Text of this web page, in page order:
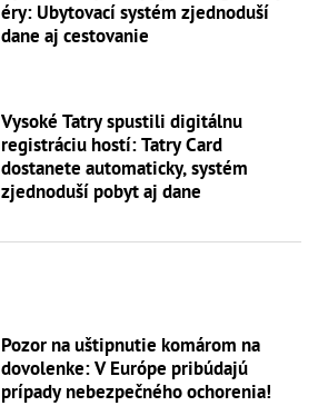
éry: Ubytovací systém zjednoduší
dane aj cestovanie
Vysoké Tatry spustili digitálnu
registráciu hostí: Tatry Card
dostanete automaticky, systém
zjednoduší pobyt aj dane
Pozor na uštipnutie komárom na
dovolenke: V Európe pribúdajú
prípady nebezpečného ochorenia!